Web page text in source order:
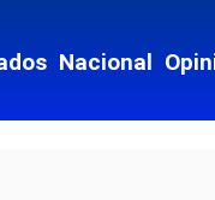
Nacional